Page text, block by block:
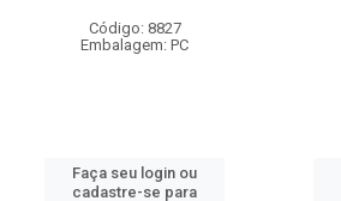
Código: 8827
Embalagem: PC
Faça seu login ou
cadastre-se para